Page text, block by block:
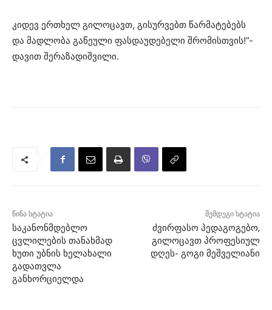
კიდევ ერთხელ გილოცავთ, გისურვებთ წარმატებებს
და მადლობა გაწეული ფასდაუდებელი შრომისთვის!”-
დავით შერაზადიშვილი.
წინა სტატია
საკანონმდებლო
ცვლილების თანახმად
ხუთი უბნის ხელახალი
გადათვლა
განხორციელდა
შემდეგი სტატია
ძვირფასო პედაგოგებო,
გილოცავთ პროფესიულ
დღეს- გოგი მეშველიანი